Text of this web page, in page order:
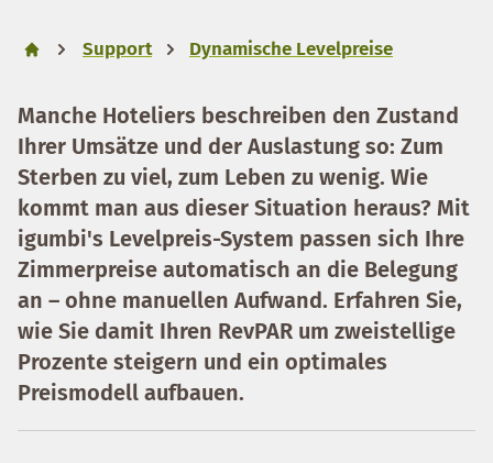
Support Dynamische Levelpreise
Manche Hoteliers beschreiben den Zustand
Ihrer Umsätze und der Auslastung so: Zum
Sterben zu viel, zum Leben zu wenig. Wie
kommt man aus dieser Situation heraus? Mit
igumbi's Levelpreis-System passen sich Ihre
Zimmerpreise automatisch an die Belegung
an – ohne manuellen Aufwand. Erfahren Sie,
wie Sie damit Ihren RevPAR um zweistellige
Prozente steigern und ein optimales
Preismodell aufbauen.